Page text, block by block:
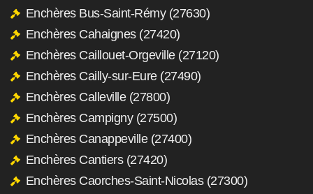
Enchères Bus-Saint-Rémy (27630)
Enchères Cahaignes (27420)
Enchères Caillouet-Orgeville (27120)
Enchères Cailly-sur-Eure (27490)
Enchères Calleville (27800)
Enchères Campigny (27500)
Enchères Canappeville (27400)
Enchères Cantiers (27420)
Enchères Caorches-Saint-Nicolas (27300)